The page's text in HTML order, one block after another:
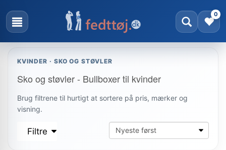
0
KVINDER · SKO OG STØVLER
Sko og støvler - Bullboxer til kvinder
Brug filtrene til hurtigt at sortere på pris, mærker og
visning.
Filtre